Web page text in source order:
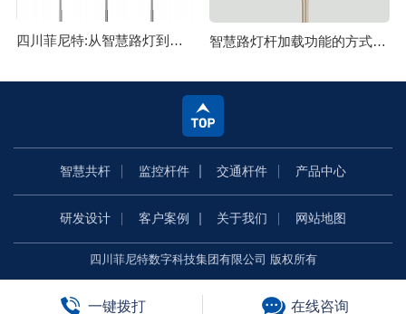
四川菲尼特:从智慧路灯到数字孪生再到元宇宙 智慧路灯杆加载功能的方式主要有哪些
智慧共杆 监控杆件 交通杆件 产品中心
研发设计 客户案例 关于我们 网站地图
四川菲尼特数字科技集团有限公司 版权所有
一键拨打 在线咨询